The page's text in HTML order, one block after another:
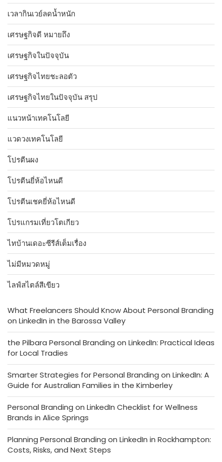
เวลากินเวย์ลดน้ำหนัก
เศรษฐกิจดี หมายถึง
เศรษฐกิจในปัจจุบัน
เศรษฐกิจไทยชะลอตัว
เศรษฐกิจไทยในปัจจุบัน สรุป
แนวหน้าเทคโนโลยี
แวดวงเทคโนโลยี
โปรตีนผง
โปรตีนยี่ห้อไหนดี
โปรตีนเชคยี่ห้อไหนดี
โปรแกรมเที่ยวโตเกียว
ไทบ้านเดอะซีรีส์เต็มเรื่อง
ไม่มีหมวดหมู่
ไลฟ์สไตล์สีเขียว
What Freelancers Should Know About Personal Branding
on LinkedIn in the Barossa Valley
the Pilbara Personal Branding on LinkedIn: Practical Ideas
for Local Tradies
Smarter Strategies for Personal Branding on LinkedIn: A
Guide for Australian Families in the Kimberley
Personal Branding on LinkedIn Checklist for Wellness
Brands in Alice Springs
Planning Personal Branding on LinkedIn in Rockhampton:
Costs, Risks, and Next Steps